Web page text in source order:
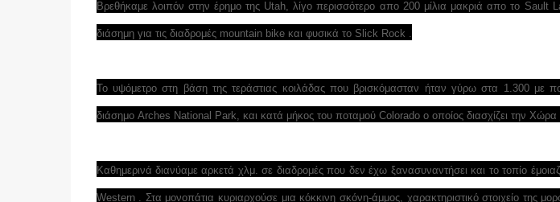
Βρεθήκαμε λοιπόν στην έρημο της Utah, λίγο περισσότερο απο 200 μίλια μακριά απο το Sault
διάσημη για τις διαδρομές mountain bike και φυσικά το Slick Rock .
Το υψόμετρο στη βάση της τεράστιας κοιλάδας που βρισκόμασταν ήταν γύρω στα 1.300
διάσημο Arches National Park, και κατά μήκος του ποταμού Colorado ο οποίος διασχίζει την Χώρα
Καθημερινά διανύαμε αρκετά χλμ. σε διαδρομές που δεν έχω ξανασυναντήσει και το τοπίο
Western . Στα μονοπάτια κυριαρχούσε μια κόκκινη σκόνη-άμμος, χαρακτηριστικό στοιχείο της